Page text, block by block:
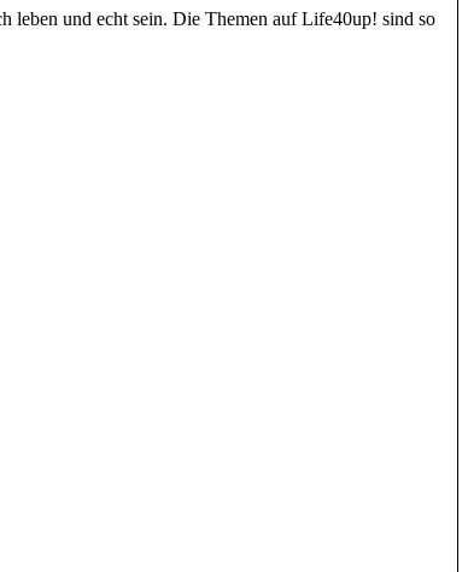
leben und echt sein. Die Themen auf Life40up! sind so